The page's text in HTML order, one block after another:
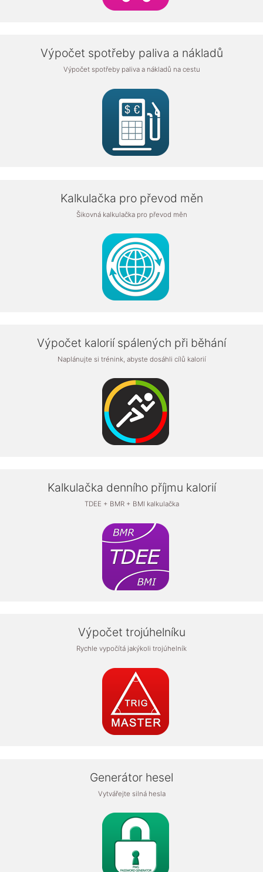
Výpočet spotřeby paliva a nákladů
Výpočet spotřeby paliva a nákladů na cestu
Kalkulačka pro převod měn
Šikovná kalkulačka pro převod měn
Výpočet kalorií spálených při běhání
Naplánujte si trénink, abyste dosáhli cílů kalorií
Kalkulačka denního příjmu kalorií
TDEE + BMR + BMI kalkulačka
Výpočet trojúhelníku
Rychle vypočítá jakýkoli trojúhelník
Generátor hesel
Vytvářejte silná hesla